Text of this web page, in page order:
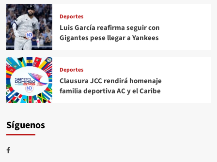
Deportes
Luis García reafirma seguir con
Gigantes pese llegar a Yankees
Deportes
Clausura JCC rendirá homenaje
familia deportiva AC y el Caribe
Síguenos